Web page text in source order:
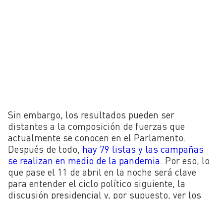
Sin embargo, los resultados pueden ser
distantes a la composición de fuerzas que
actualmente se conocen en el Parlamento.
Después de todo, hay 79 listas y las campañas
se realizan en medio de la pandemia. Por eso, lo
que pase el 11 de abril en la noche será clave
para entender el ciclo político siguiente, la
discusión presidencial y, por supuesto, ver los